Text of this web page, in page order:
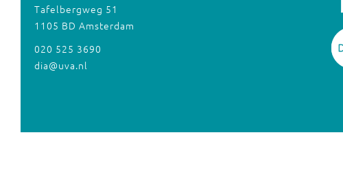
Tafelbergweg 51
1105 BD Amsterdam
020 525 3690
dia@uva.nl